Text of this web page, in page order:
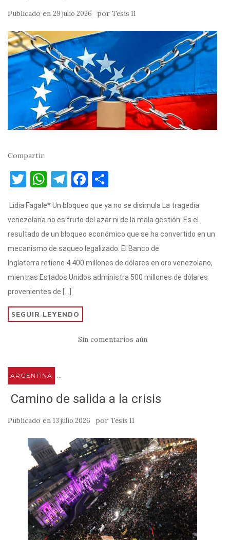
Publicado en 29 julio 2026 por Tesis 11
Compartir:
T
it
te
r
W
at
s
A
p
p
T
e
gr
a
m
F
c
e
b
o
o
m
p
ar
ti
r
Lidia Fagale* Un bloqueo que ya no se disimula La tragedia
venezolana no es fruto del azar ni de la mala gestión. Es el
resultado de un bloqueo económico que se ha convertido en un
mecanismo de saqueo legalizado. El Banco de
Inglaterra retiene 4.400 millones de dólares en oro venezolano,
mientras Estados Unidos administra 500 millones de dólares
provenientes de […]
SEGUIR LEYENDO
Sin comentarios aún
ARGENTINA ...
Camino de salida a la crisis
Publicado en 13 julio 2026 por Tesis 11